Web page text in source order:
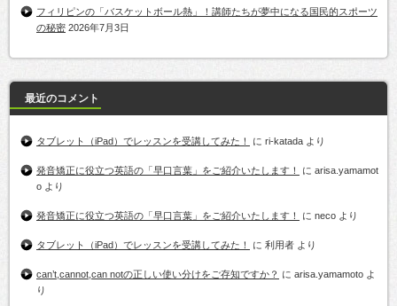
フィリピンの「バスケットボール熱」！講師たちが夢中になる国民的スポーツ
の秘密 2026年7月3日
最近のコメント
タブレット（iPad）でレッスンを受講してみた！ に ri-katada より
発音矯正に役立つ英語の「早口言葉」をご紹介いたします！ に arisa.yamamot
o より
発音矯正に役立つ英語の「早口言葉」をご紹介いたします！ に neco より
タブレット（iPad）でレッスンを受講してみた！ に 利用者 より
can’t,cannot,can notの正しい使い分けをご存知ですか？ に arisa.yamamoto よ
り